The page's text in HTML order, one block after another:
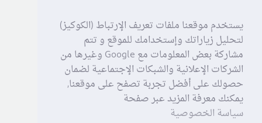
يستخدم موقعنا ملفات تعريف الإرتباط (الكوكيز)
لتحليل زياراتك وإستخدامك للموقع و تتم
مشاركة بعض المعلومات مع Google وغيرها من
الشركات الإعلانية والشبكات الإجتماعية لضمان
حصولك على أفضل تجربة تصفح على موقعنا,
يمكنك معرفة المزيد عبر صفحة
سياسة الخصوصية